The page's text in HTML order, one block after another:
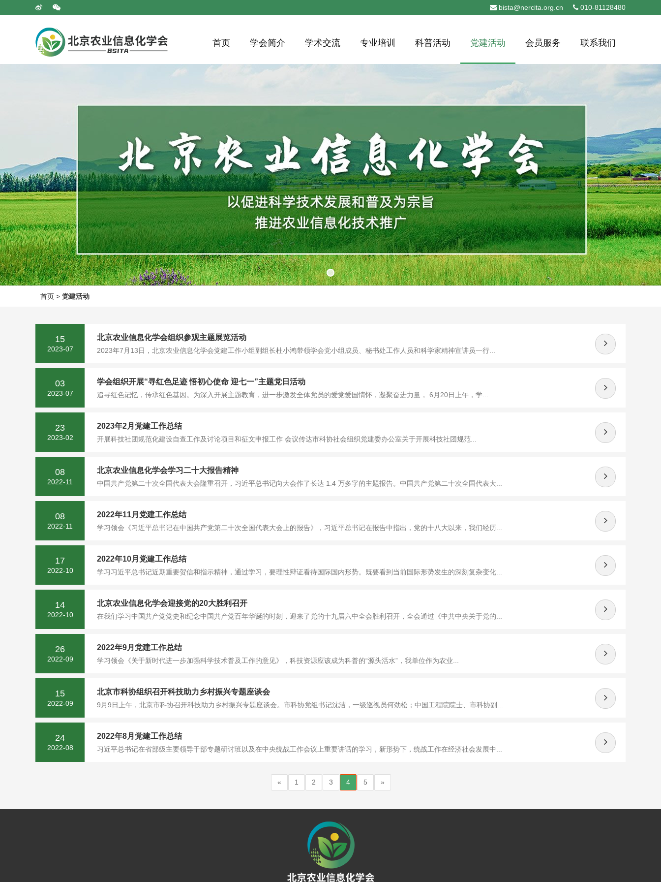
bista@nercita.org.cn 010-81128480
首页 学会简介 学术交流 专业培训 科普活动 党建活动 会员服务 联系我们
首页 > 党建活动
北京农业信息化学会组织参观主题展览活动
2023年7月13日，北京农业信息化学会党建工作小组副组长杜小鸿带领学会党小组成员、秘书处工作人员和科学家精神宣讲员一行...
15
2023-07
学会组织开展“寻红色足迹 悟初心使命 迎七一”主题党日活动
追寻红色记忆，传承红色基因。为深入开展主题教育，进一步激发全体党员的爱党爱国情怀，凝聚奋进力量， 6月20日上午，学...
03
2023-07
2023年2月党建工作总结
开展科技社团规范化建设自查工作及讨论项目和征文申报工作 会议传达市科协社会组织党建委办公室关于开展科技社团规范...
23
2023-02
北京农业信息化学会学习二十大报告精神
中国共产党第二十次全国代表大会隆重召开，习近平总书记向大会作了长达 1.4 万多字的主题报告。中国共产党第二十次全国代表大...
08
2022-11
2022年11月党建工作总结
学习领会《习近平总书记在中国共产党第二十次全国代表大会上的报告》，习近平总书记在报告中指出，党的十八大以来，我们经历...
08
2022-11
2022年10月党建工作总结
学习习近平总书记近期重要贺信和指示精神，通过学习，要理性辩证看待国际国内形势。既要看到当前国际形势发生的深刻复杂变化...
17
2022-10
北京农业信息化学会迎接党的20大胜利召开
在我们学习中国共产党党史和纪念中国共产党百年华诞的时刻，迎来了党的十九届六中全会胜利召开，全会通过《中共中央关于党的...
14
2022-10
2022年9月党建工作总结
学习领会《关于新时代进一步加强科学技术普及工作的意见》，科技资源应该成为科普的“源头活水”，我单位作为农业...
26
2022-09
北京市科协组织召开科技助力乡村振兴专题座谈会
9月9日上午，北京市科协召开科技助力乡村振兴专题座谈会。市科协党组书记沈洁，一级巡视员何劲松；中国工程院院士、市科协副...
15
2022-09
2022年8月党建工作总结
习近平总书记在省部级主要领导干部专题研讨班以及在中央统战工作会议上重要讲话的学习，新形势下，统战工作在经济社会发展中...
24
2022-08
« 1 2 3 4 5 »